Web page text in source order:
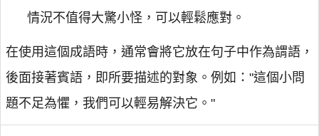
情況不值得大驚小怪，可以輕鬆應對。
在使用這個成語時，通常會將它放在句子中作為謂語，
後面接著賓語，即所要描述的對象。例如："這個小問
題不足為懼，我們可以輕易解決它。"